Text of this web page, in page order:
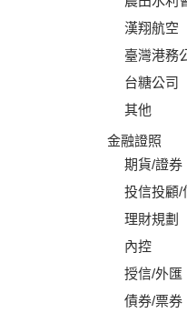
漢翔航空
臺灣港務
台糖公司
其他
金融證照
期貨/證券
投信投顧/
理財規劃
內控
授信/外匯
債券/票券